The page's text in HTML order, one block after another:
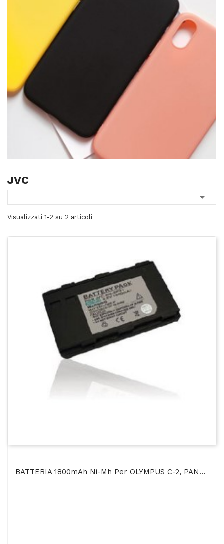
JVC

Visualizzati 1-2 su 2 articoli
BATTERIA 1800mAh Ni-Mh Per OLYMPUS C-2, PANASONIC NV-M30, PHILIPS CPK-910, SHARP VL-C72UA,...